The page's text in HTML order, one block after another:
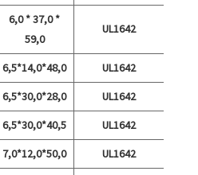
6,0 * 37,0 *
59,0
UL1642
6,5*14,0*48,0
UL1642
6,5*30,0*28,0
UL1642
6,5*30,0*40,5
UL1642
7,0*12,0*50,0
UL1642